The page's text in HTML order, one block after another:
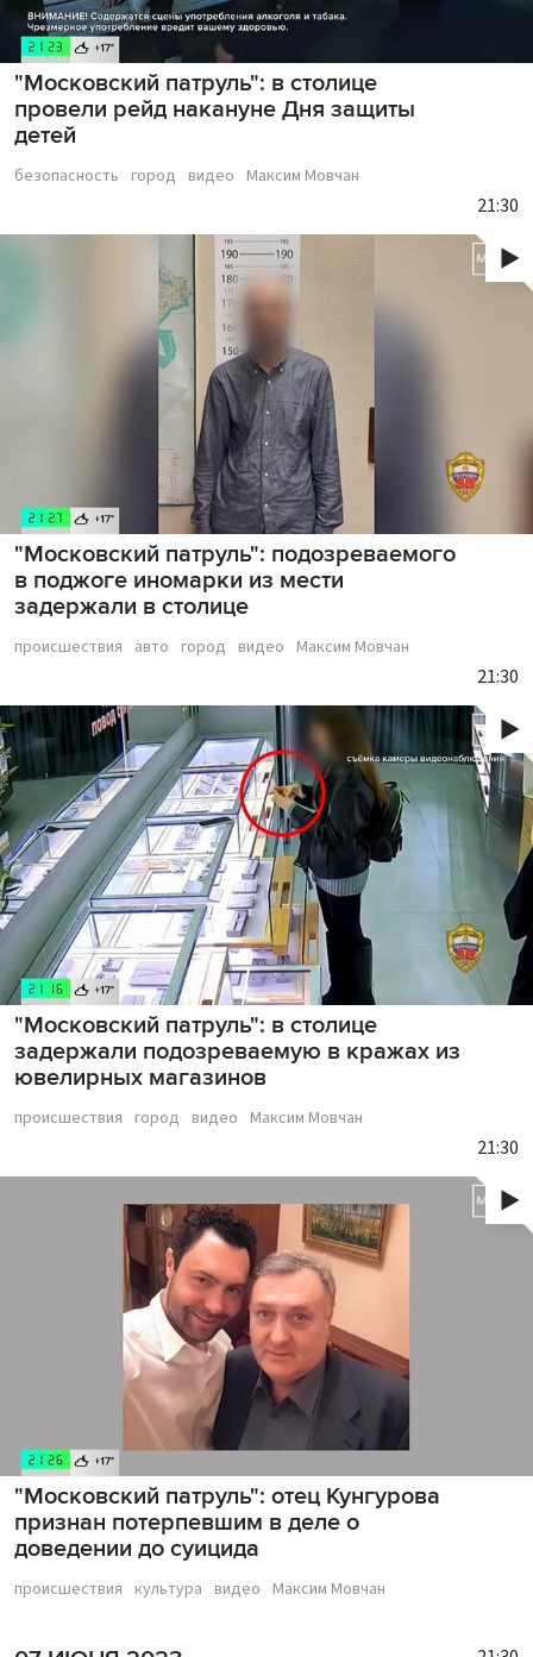
"Московский патруль": в столице
провели рейд накануне Дня защиты
детей
безопасность город видео Максим Мовчан
"Московский патруль": подозреваемого
в поджоге иномарки из мести
задержали в столице
21:30
происшествия авто город видео Максим Мовчан
"Московский патруль": в столице
задержали подозреваемую в кражах из
ювелирных магазинов
21:30
происшествия город видео Максим Мовчан
"Московский патруль": отец Кунгурова
признан потерпевшим в деле о
доведении до суицида
21:30
происшествия культура видео Максим Мовчан